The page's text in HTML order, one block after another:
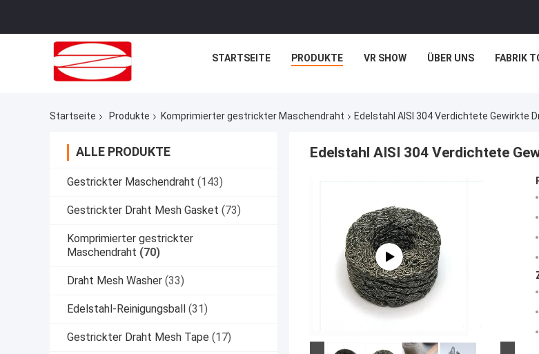
STARTSEITE PRODUKTE VR SHOW ÜBER UNS FABRIK
Startseite Produkte Komprimierter gestrickter Maschendraht Edelstahl AISI 304 Verdichtete
ALLE PRODUKTE
Gestrickter Maschendraht (143)
Gestrickter Draht Mesh Gasket (73)
Komprimierter gestrickter
Maschendraht (70)
Draht Mesh Washer (33)
Edelstahl-Reinigungsball (31)
Gestrickter Draht Mesh Tape (17)
Edelstahl AISI 304 Verdichtete